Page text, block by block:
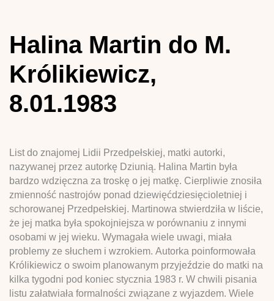
Halina Martin do M.
Królikiewicz,
8.01.1983
List do znajomej Lidii Przedpełskiej, matki autorki,
nazywanej przez autorkę Dziunią. Halina Martin była
bardzo wdzięczna za troskę o jej matkę. Cierpliwie znosiła
zmienność nastrojów ponad dziewięćdziesięcioletniej i
schorowanej Przedpełskiej. Martinowa stwierdziła w liście,
że jej matka była spokojniejsza w porównaniu z innymi
osobami w jej wieku. Wymagała wiele uwagi, miała
problemy ze słuchem i wzrokiem. Autorka poinformowała
Królikiewicz o swoim planowanym przyjeździe do matki na
kilka tygodni pod koniec stycznia 1983 r. W chwili pisania
listu załatwiała formalności związane z wyjazdem. Wiele